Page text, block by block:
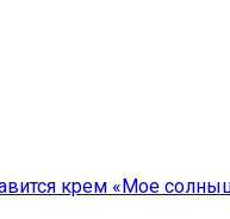
крем «Мое